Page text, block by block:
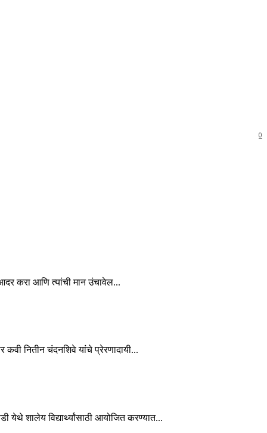
0
करा आणि त्यांची मान उंचावेल...
कवी नितीन चंदनशिवे यांचे प्रेरणादायी...
येथे शालेय विद्यार्थ्यांसाठी आयोजित करण्यात...